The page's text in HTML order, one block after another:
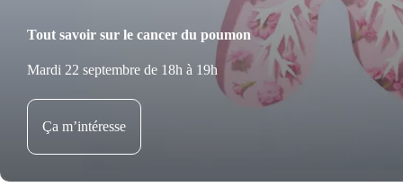
Tout savoir sur le cancer du poumon
Mardi 22 septembre de 18h à 19h
Ça m’intéresse